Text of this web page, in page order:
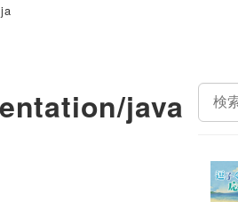
java
検
索